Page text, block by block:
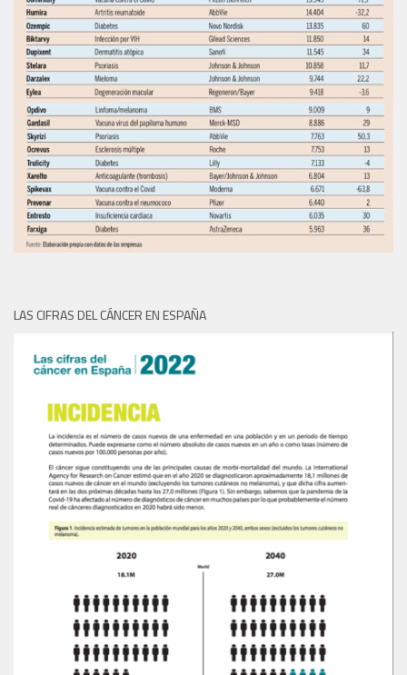
LAS CIFRAS DEL CÁNCER EN ESPAÑA